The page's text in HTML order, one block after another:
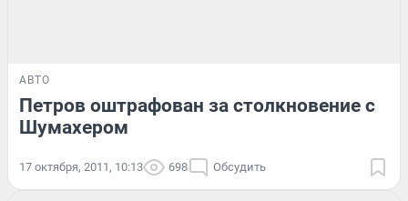
АВТО
Петров оштрафован за столкновение с
Шумахером
17 октября, 2011, 10:13 698 Обсудить